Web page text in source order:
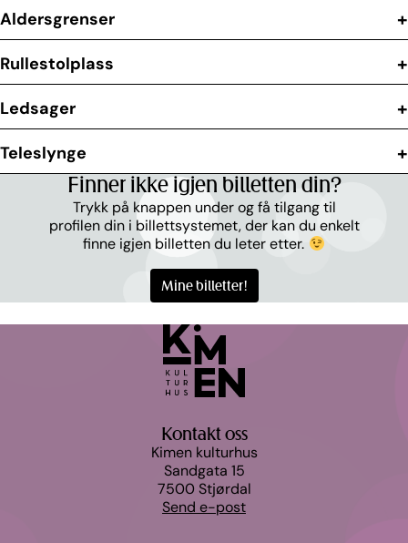
Aldersgrenser
Rullestolplass
Ledsager
Teleslynge
Finner ikke igjen billetten din?
Trykk på knappen under og få tilgang til
profilen din i billettsystemet, der kan du enkelt
finne igjen billetten du leter etter.
Mine billetter!
Kontakt oss
Kimen kulturhus
Sandgata 15
7500 Stjørdal
Send e-post